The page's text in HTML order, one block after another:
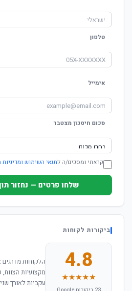
טלפון
אימייל
סכום חיסכון מצטבר
קראתי ומסכים/ה לתנאי השימוש
שלחו פרטים — נחזור תוך 24
ביקורות לקוחות
4.8
★★★★★
הלקוחות
מקצועיות
עקביות לאורך